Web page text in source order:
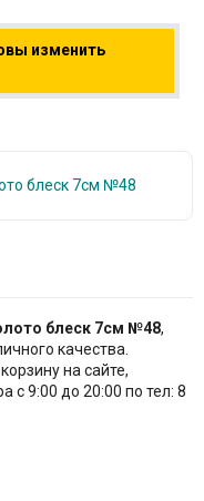
изменить
блеск 7см №48,
качества.
на сайте,
с 9:00 до 20:00 по тел: 8